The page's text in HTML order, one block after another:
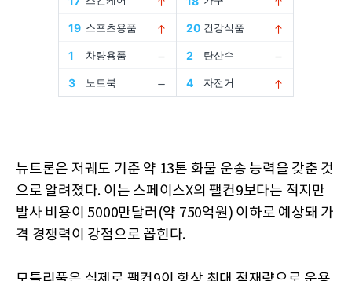
뉴트론은 저궤도 기준 약 13톤 화물 운송 능력을 갖춘 것
으로 알려졌다. 이는 스페이스X의 팰컨9보다는 적지만
발사 비용이 5000만달러(약 750억원) 이하로 예상돼 가
격 경쟁력이 강점으로 꼽힌다.